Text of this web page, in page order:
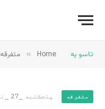
تاسو په Home
» متفرقه
متفرقه پنجشنبه _27 _نوومبر _2025AH 27-11-2025AD